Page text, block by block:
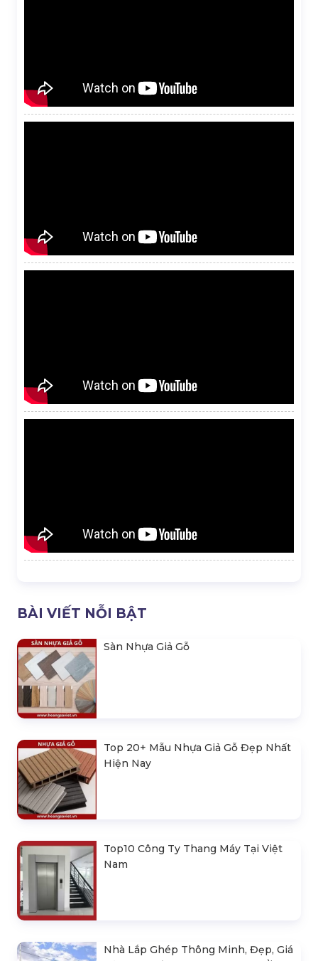
BÀI VIẾT NỖI BẬT
Sàn Nhựa Giả Gỗ
Top 20+ Mẫu Nhựa Giả Gỗ Đẹp Nhất
Hiện Nay
Top10 Công Ty Thang Máy Tại Việt
Nam
Nhà Lắp Ghép Thông Minh, Đẹp, Giá